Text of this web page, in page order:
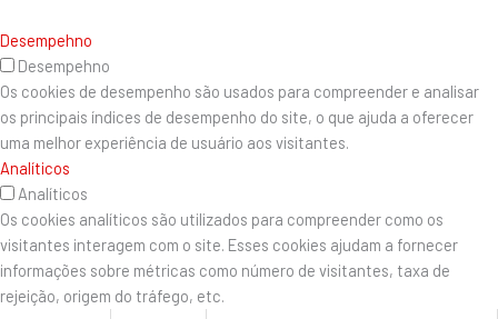
Desempehno
Desempehno
Os cookies de desempenho são usados ​​para compreender e analisar
os principais índices de desempenho do site, o que ajuda a oferecer
uma melhor experiência de usuário aos visitantes.
Analíticos
Analíticos
Os cookies analíticos são utilizados para compreender como os
visitantes interagem com o site. Esses cookies ajudam a fornecer
informações sobre métricas como número de visitantes, taxa de
rejeição, origem do tráfego, etc.